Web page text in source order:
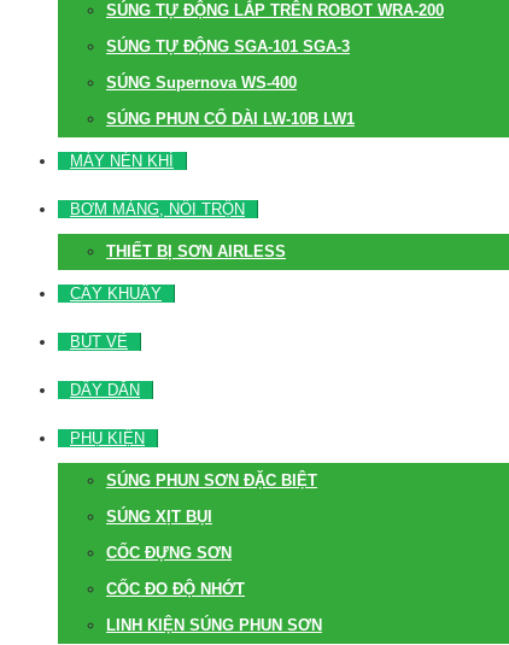
SÚNG TỰ ĐỘNG LẮP TRÊN ROBOT WRA-200
SÚNG TỰ ĐỘNG SGA-101 SGA-3
SÚNG Supernova WS-400
SÚNG PHUN CỔ DÀI LW-10B LW1
MÁY NÉN KHÍ
BƠM MÀNG, NỒI TRỘN
THIẾT BỊ SƠN AIRLESS
CÂY KHUẤY
BÚT VẼ
DÂY DẪN
PHỤ KIỆN
SÚNG PHUN SƠN ĐẶC BIỆT
SÚNG XỊT BỤI
CỐC ĐỰNG SƠN
CỐC ĐO ĐỘ NHỚT
LINH KIỆN SÚNG PHUN SƠN